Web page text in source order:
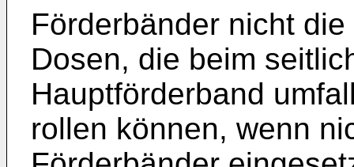
Förderbänder nicht
Dosen, die beim
Hauptförderband
rollen können, wenn